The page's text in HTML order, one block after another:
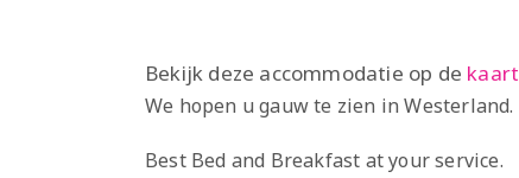
Bekijk deze accommodatie op de kaart
We hopen u gauw te zien in Westerland.
Best Bed and Breakfast at your service.